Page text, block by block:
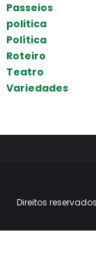
Passeios
politica
Política
Roteiro
Teatro
Variedades
Direitos